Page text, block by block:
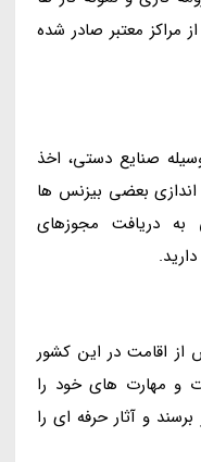
مراکز معتبر صادر شده
صنایع دستی، اخذ
بعضی بیزنس ها
به دریافت مجوزهای
از اقامت در این کشور
و مهارت های خود را
و آثار حرفه ای را